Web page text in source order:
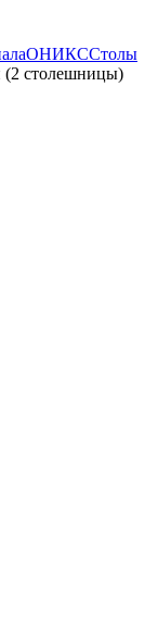
ОНИКССтолы
(2 столешницы)